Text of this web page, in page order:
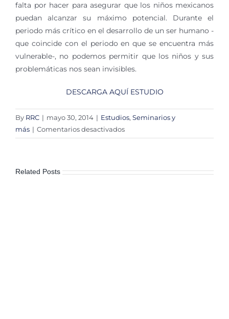
falta por hacer para asegurar que los niños mexicanos
puedan alcanzar su máximo potencial. Durante el
periodo más crítico en el desarrollo de un ser humano -
que coincide con el periodo en que se encuentra más
vulnerable-, no podemos permitir que los niños y sus
problemáticas nos sean invisibles.
DESCARGA AQUÍ ESTUDIO
By RRC | mayo 30, 2014 | Estudios, Seminarios y
más | Comentarios desactivadosen
Los
Mexicanos
Related Posts